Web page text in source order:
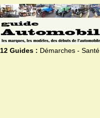
12 Guides : Démarches -